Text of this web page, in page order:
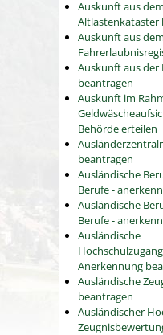
Auskunft aus
Altlastenkataster
Auskunft aus
Auskunft aus der
beantragen
Auskunft im
Behörde erteilen
beantragen
Ausländische
Berufe -
Ausländische
Berufe -
Ausländische
Anerkennung
Ausländische
beantragen
Ausländischer